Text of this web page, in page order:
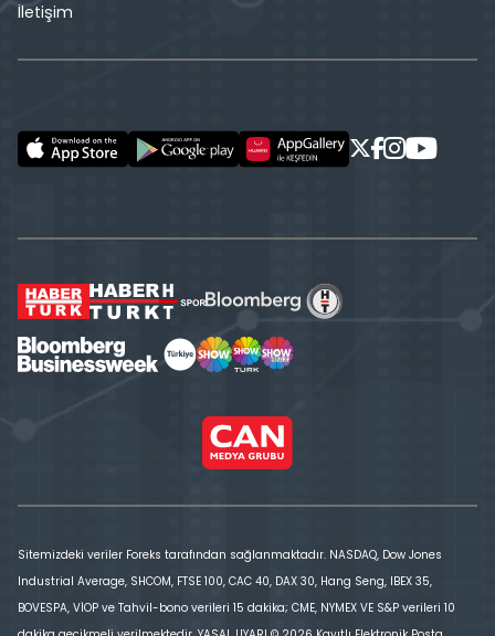
İletişim
Sitemizdeki veriler Foreks tarafından sağlanmaktadır. NASDAQ, Dow Jones
Industrial Average, SHCOM, FTSE 100, CAC 40, DAX 30, Hang Seng, IBEX 35,
BOVESPA, VİOP ve Tahvil-bono verileri 15 dakika; CME, NYMEX VE S&P verileri 10